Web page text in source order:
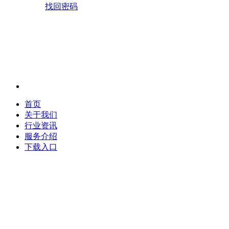
找回密码
首页
关于我们
行业资讯
服务介绍
下载入口